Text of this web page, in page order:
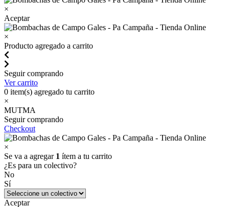
×
Aceptar
×
Producto agregado a carrito
Seguir comprando
Ver carrito
0 item(s) agregado tu carrito
×
MUTMA
Seguir comprando
Checkout
×
Se va a agregar 1 ítem a tu carrito
¿Es para un colectivo?
No
Sí
Aceptar